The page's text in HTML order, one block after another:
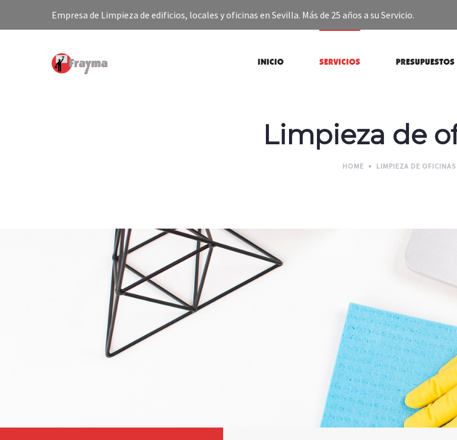
Empresa de Limpieza de edificios, locales y oficinas en Sevilla. Más de 25 años a su Servicio.
INICIO SERVICIOS PRESUPUESTOS
Limpieza de
HOME LIMPIEZA DE OFICINAS